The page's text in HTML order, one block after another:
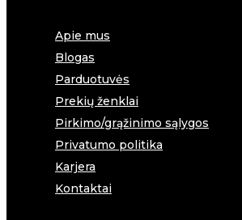
Apie mus
Blogas
Parduotuvės
Prekių ženklai
Pirkimo/grąžinimo sąlygos
Privatumo politika
Karjera
Kontaktai